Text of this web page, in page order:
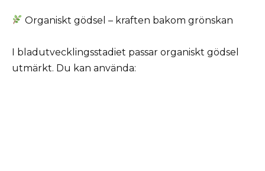
Organiskt gödsel – kraften bakom grönskan
I bladutvecklingsstadiet passar organiskt gödsel
utmärkt. Du kan använda: